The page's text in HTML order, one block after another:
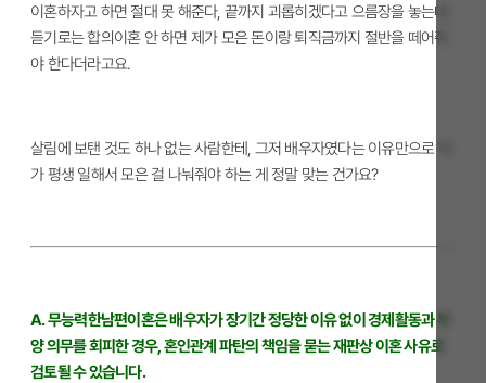
이혼하자고 하면 절대 못 해준다, 끝까지 괴롭히겠다고 으름장을 놓는데,
듣기로는 합의이혼 안 하면 제가 모은 돈이랑 퇴직금까지 절반을 떼어줘
야 한다더라고요.
살림에 보탠 것도 하나 없는 사람한테, 그저 배우자였다는 이유만으로 제
가 평생 일해서 모은 걸 나눠줘야 하는 게 정말 맞는 건가요?
A. 무능력한남편이혼은 배우자가 장기간 정당한 이유 없이 경제활동과 부
양 의무를 회피한 경우, 혼인관계 파탄의 책임을 묻는 재판상 이혼 사유로
검토될 수 있습니다.